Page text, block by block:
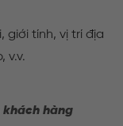
giới tính, vị trí địa
v.v.
khách hàng